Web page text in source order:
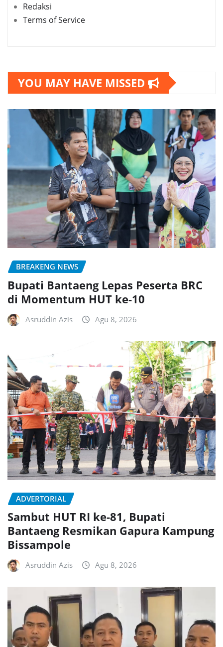
Redaksi
Terms of Service
YOU MAY HAVE MISSED
BREAKENG NEWS
Bupati Bantaeng Lepas Peserta BRC
di Momentum HUT ke-10
Asruddin Azis Agu 8, 2026
ADVERTORIAL
Sambut HUT RI ke-81, Bupati
Bantaeng Resmikan Gapura Kampung
Bissampole
Asruddin Azis Agu 8, 2026